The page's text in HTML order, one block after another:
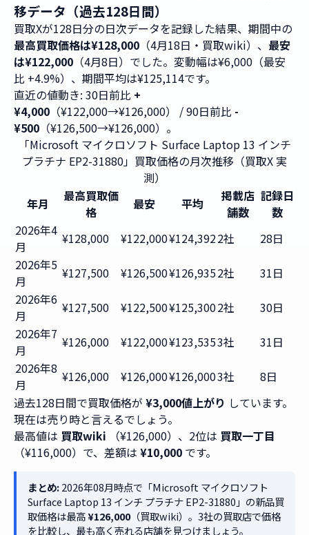
移データ（過去128日間）
買取Xが128日分の日次データを記録した結果、期間中の
最高買取価格は¥128,000 （4月18日・買取wiki）、 最安
は¥122,000 （4月8日）でした。変動幅は¥6,000（最安
比 +4.9%）、期間平均は¥125,114です。
直近の値動き: 30日前比 +
¥4,000 （¥122,000→¥126,000） / 90日前比 -
¥500 （¥126,500→¥126,000）。
「Microsoft マイクロソフト Surface Laptop 13 インチ
プラチナ EP2-31880」買取価格の月次推移（買取X 実
測）
年月
最高買取価
格
最安 平均
掲載店
舗数
記録日
数
2026年4
月
¥128,000 ¥122,000¥124,3922社
28日
2026年5
月
¥127,500 ¥126,500¥126,9352社
31日
2026年6
月
¥127,500 ¥122,500¥125,3002社
30日
2026年7
月
¥126,000 ¥122,000¥123,5353社
31日
2026年8
月
¥126,000 ¥126,000¥126,0003社
8日
過去128日間で買取価格が ¥3,000値上がり しています。
現在は売り時と言えるでしょう。
最高値は 買取wiki （¥126,000）、2位は 買取一丁目
（¥116,000）で、差額は ¥10,000 です。
まとめ:2026年08月時点で「Microsoft マイクロソフト
Surface Laptop 13 インチ プラチナ EP2-31880」の新品買
取価格は最高¥126,000（買取wiki）。3社の買取店で価格
を比較し、最も高く売れる店舗を見つけましょう。